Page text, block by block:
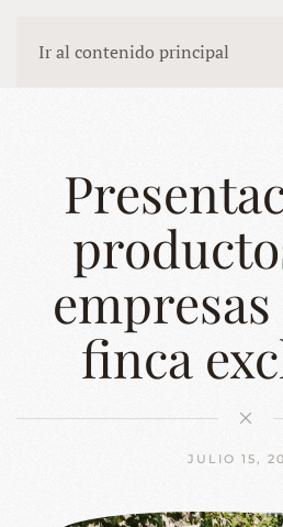
Ir al contenido principal
finca
JULIO 15,